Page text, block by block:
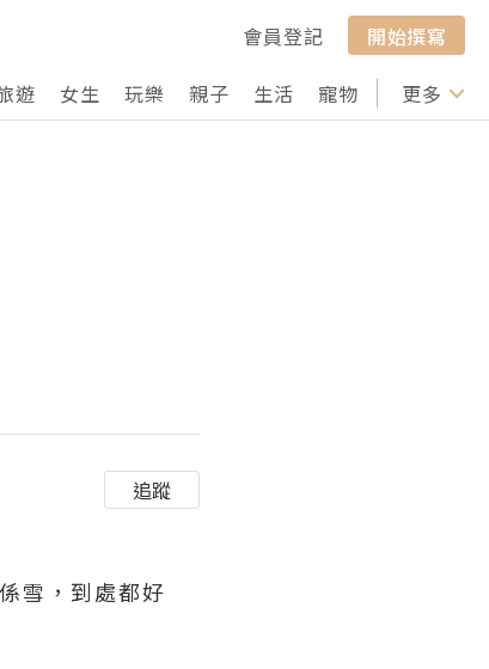
會員登記
開始撰寫
遊 女生 玩樂 親子 生活 寵物 行山 打卡
更多
追蹤
雪，到處都好